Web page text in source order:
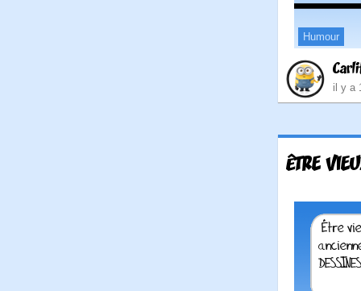
Humour
il y a
ÊTRE